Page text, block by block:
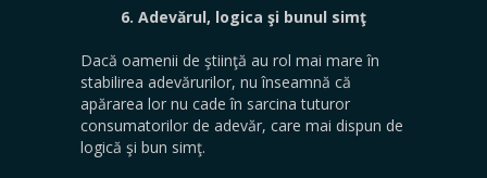
6. Adevărul, logica şi bunul simţ
Dacă oamenii de ştiinţă au rol mai mare în
stabilirea adevărurilor, nu înseamnă că
apărarea lor nu cade în sarcina tuturor
consumatorilor de adevăr, care mai dispun de
logică şi bun simţ.